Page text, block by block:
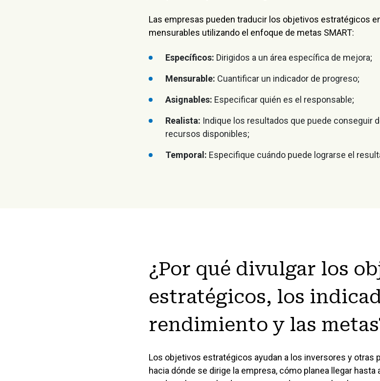
Las empresas pueden traducir los objetivos estratégicos
mensurables utilizando el enfoque de metas SMART:
Específicos: Dirigidos a un área específica de mejora;
Mensurable: Cuantificar un indicador de progreso;
Asignables: Especificar quién es el responsable;
Realista: Indique los resultados que puede conseguir
recursos disponibles;
Temporal: Especifique cuándo puede lograrse el
¿Por qué divulgar los
estratégicos, los
rendimiento y las
Los objetivos estratégicos ayudan a los inversores y otras
hacia dónde se dirige la empresa, cómo planea llegar hasta